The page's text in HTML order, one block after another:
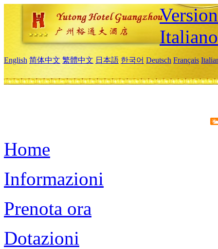
Italiano
English 简体中文 繁體中文 日本語 한국어 Deutsch Français
Home
Informazioni
Prenota ora
Dotazioni